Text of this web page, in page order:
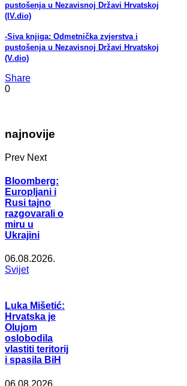
pustošenja u Nezavisnoj Državi Hrvatskoj
(IV.dio)
-Siva knjiga: Odmetnička zvjerstva i
pustošenja u Nezavisnoj Državi Hrvatskoj
(V.dio)
Share
0
najnovije
Prev Next
Bloomberg:
Europljani i
Rusi tajno
razgovarali o
miru u
Ukrajini
06.08.2026.
Svijet
Luka Mišetić:
Hrvatska je
Olujom
oslobodila
vlastiti teritorij
i spasila BiH
06.08.2026.